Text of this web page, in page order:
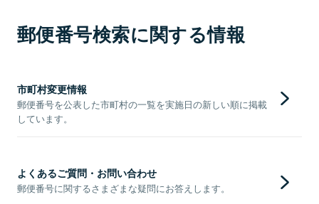
郵便番号検索に関する情報
市町村変更情報
郵便番号を公表した市町村の一覧を実施日の新しい順に掲載
しています。
よくあるご質問・お問い合わせ
郵便番号に関するさまざまな疑問にお答えします。